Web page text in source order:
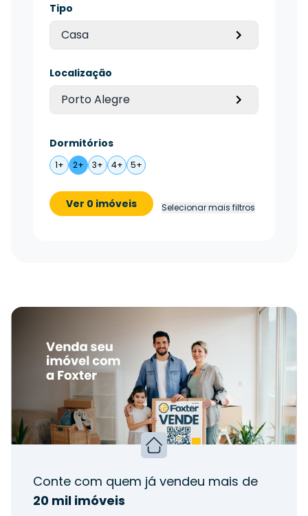
Tipo
Casa
Localização
Porto Alegre
Dormitórios
1+ 2+ 3+ 4+ 5+
Ver 0 imóveis Selecionar mais filtros
Conte com quem já vendeu mais de
20 mil imóveis